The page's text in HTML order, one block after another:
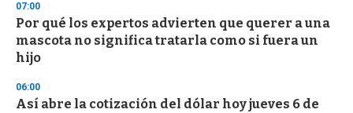
s
e
c
o
n
s
07:00
Por qué los expertos advierten que querer a una
mascota no significa tratarla como si fuera un
hijo
06:00
Así abre la cotización del dólar hoy jueves 6 de